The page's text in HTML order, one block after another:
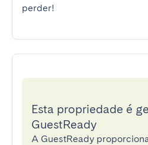
perder!
Esta propriedade é
GuestReady
A GuestReady